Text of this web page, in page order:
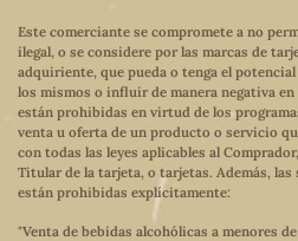
Este comerciante se compromete a no
ilegal, o se considere por las marcas de
adquiriente, que pueda o tenga el
los mismos o influir de manera negativa
están prohibidas en virtud de los
venta u oferta de un producto o servicio
con todas las leyes aplicables al
Titular de la tarjeta, o tarjetas. Además,
están prohibidas explícitamente:
"Venta de bebidas alcohólicas a menores